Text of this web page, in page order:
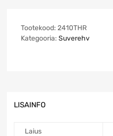
Tootekood: 2410THR
Kategooria: Suverehv
LISAINFO
Laius